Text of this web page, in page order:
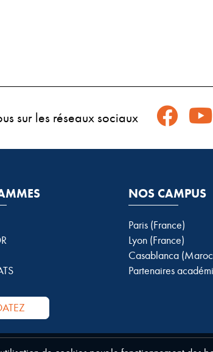
sur les réseaux sociaux
NOS CAMPUS
Paris (France)
Lyon (France)
Casablanca
Partenaires